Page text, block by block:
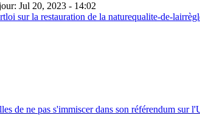
Jul 20, 2023 - 14:02
loi sur la restauration de la naturequalite-de-lair
de ne pas s'immiscer dans son référendum sur